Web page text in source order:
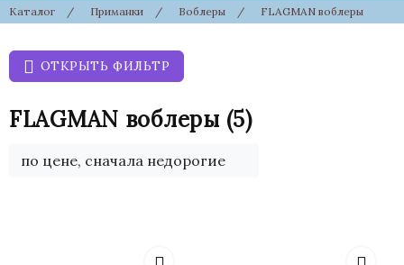
Каталог / Приманки / Воблеры / FLAGMAN воблеры
ОТКРЫТЬ ФИЛЬТР
FLAGMAN воблеры (5)
по цене, сначала недорогие